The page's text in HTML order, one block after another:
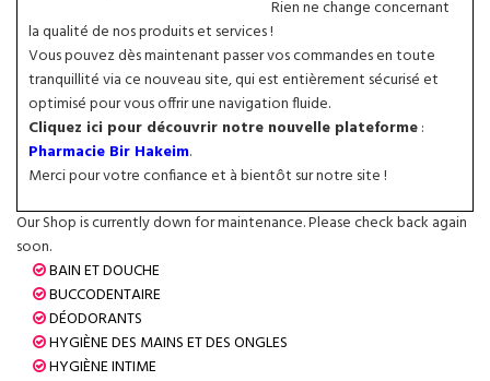
Rien ne change concernant
la qualité de nos produits et services !
Vous pouvez dès maintenant passer vos commandes en toute
tranquillité via ce nouveau site, qui est entièrement sécurisé et
optimisé pour vous offrir une navigation fluide.
Cliquez ici pour découvrir notre nouvelle plateforme:
Pharmacie Bir Hakeim.
Merci pour votre confiance et à bientôt sur notre site !
Our Shop is currently down for maintenance. Please check back again
soon.
BAIN ET DOUCHE
BUCCODENTAIRE
DÉODORANTS
HYGIÈNE DES MAINS ET DES ONGLES
HYGIÈNE INTIME